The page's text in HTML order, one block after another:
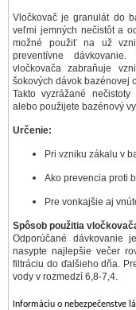
Vločkovač je granulát do
veľmi jemných nečistôt a
možné použiť na už
preventívne
vločkovača zabraňuje
šokových dávok bazénovej
Takto vyzrážané
alebo použijete bazénový
Určenie:
Pri vzniku zákalu v
Ako prevencia proti
Pre vonkajšie aj
Spôsob použitia
Odporúčané dávkovanie
nasypte najlepšie večer
filtráciu do ďalšieho dňa.
vody v rozmedzí 6,8-7,4.
Informáciu o nebezpečenstve